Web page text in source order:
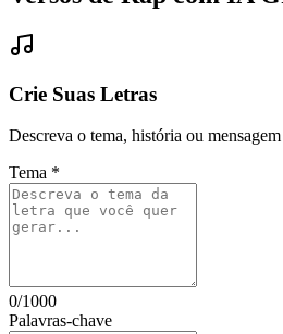
Crie Suas Letras
Descreva o tema, história ou
Tema *
0/1000
Palavras-chave